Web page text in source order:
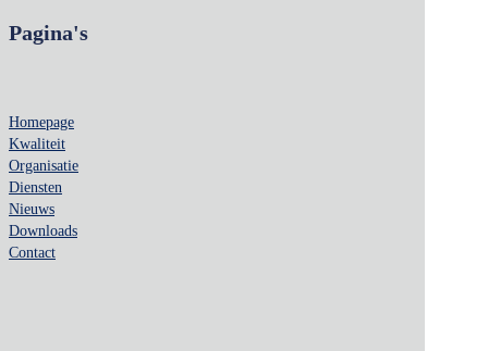
Pagina's
Homepage
Kwaliteit
Organisatie
Diensten
Nieuws
Downloads
Contact